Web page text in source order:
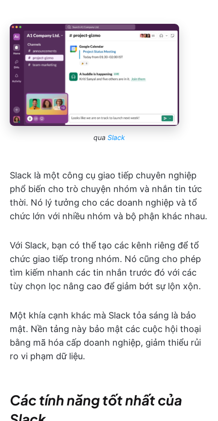
qua Slack
Slack là một công cụ giao tiếp chuyên nghiệp
phổ biến cho trò chuyện nhóm và nhắn tin tức
thời. Nó lý tưởng cho các doanh nghiệp và tổ
chức lớn với nhiều nhóm và bộ phận khác nhau.
Với Slack, bạn có thể tạo các kênh riêng để tổ
chức giao tiếp trong nhóm. Nó cũng cho phép
tìm kiếm nhanh các tin nhắn trước đó với các
tùy chọn lọc nâng cao để giảm bớt sự lộn xộn.
Một khía cạnh khác mà Slack tỏa sáng là bảo
mật. Nền tảng này bảo mật các cuộc hội thoại
bằng mã hóa cấp doanh nghiệp, giảm thiểu rủi
ro vi phạm dữ liệu.
Các tính năng tốt nhất của